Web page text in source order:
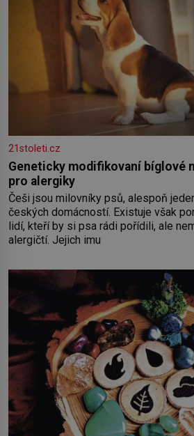
21stoleti.cz
Geneticky modifikovaní bíglové
pro alergiky
Češi jsou milovníky psů, alespoň
českých domácností. Existuje však
lidí, kteří by si psa rádi pořídili, ale
alergičtí. Jejich imu